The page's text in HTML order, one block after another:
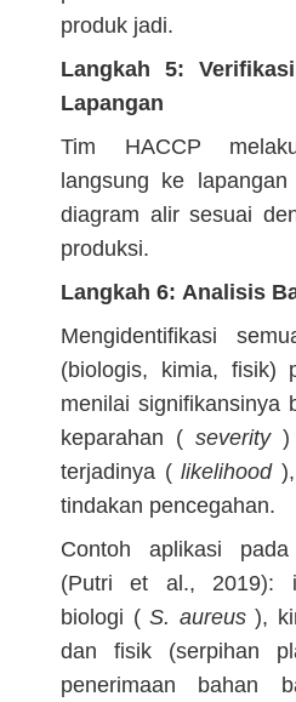
produk jadi.
Langkah 5:
Lapangan
Tim HACCP
langsung ke
diagram alir sesuai
produksi.
Langkah 6: Analisis
Mengidentifikasi
(biologis, kimia, fisik)
menilai signifikansinya
keparahan ( severity )
terjadinya ( likelihood
tindakan pencegahan.
Contoh aplikasi
(Putri et al., 2019):
biologi ( S. aureus ),
dan fisik (serpihan
penerimaan bahan